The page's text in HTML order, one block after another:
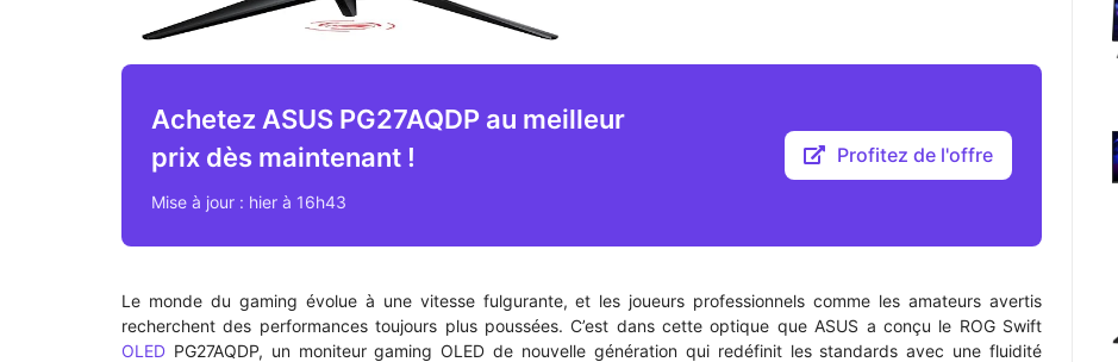
Achetez ASUS PG27AQDP au meilleur
prix dès maintenant !
Mise à jour : hier à 16h43
Profitez de l'offre
Le monde du gaming évolue à une vitesse fulgurante, et les joueurs professionnels comme les amateurs avertis
recherchent des performances toujours plus poussées. C’est dans cette optique que ASUS a conçu le ROG Swift
OLED PG27AQDP, un moniteur gaming OLED de nouvelle génération qui redéfinit les standards avec une fluidité